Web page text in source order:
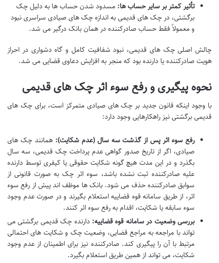
تأثیر کمتر بر سایر حساب ها: مسدود شدن حساب ها به دلیل چک
برگشتی، در چک های قدیمی به اندازه چک های صیادی سراسری نبود
و معمولاً فقط حساب صادرکننده در همان بانک درگیر می شد.
چالش اصلی چک های قدیمی، نبود شفافیت کامل و گاه دشواری در احراز
هویت صادرکننده یا دارنده بود که منجر به افزایش دعاوی قضایی می شد.
نحوه پیگیری و رفع سوء اثر چک های قدیمی
با وجود اینکه قانون جدید بر چک های صیادی متمرکز است، برای چک های
قدیمی برگشتی نیز راهکارهایی وجود دارد:
رفع سوء اثر پس از گذشت سه سال (عدم شکایت): همانند چک های
صیادی، اگر از تاریخ صدور گواهی عدم پرداخت چک قدیمی، سه سال
بگذرد و در این مدت هیچ گونه شکایت حقوقی یا کیفری توسط دارنده
علیه صادرکننده ثبت نشده باشد، سوء اثر چک به صورت قانونی از
سوابق صادرکننده حذف می شود. بانک ها موظف اند پیش از رفع سوء
اثر، از طریق سامانه قوه قضاییه استعلام بگیرند و در صورت عدم وجود
سوء سابقه یا شکایت، اقدام به رفع سوء اثر کنند.
بررسی وضعیت در سامانه قوه قضاییه: دارنده چک قدیمی برگشتی می
تواند با مراجعه به مراجع قضایی، وضعیت چک و شکایت های احتمالی
مرتبط با آن را پیگیری کند. صادرکننده نیز برای اطمینان از عدم وجود
شکایت، می تواند از همین طریق استعلام بگیرد.